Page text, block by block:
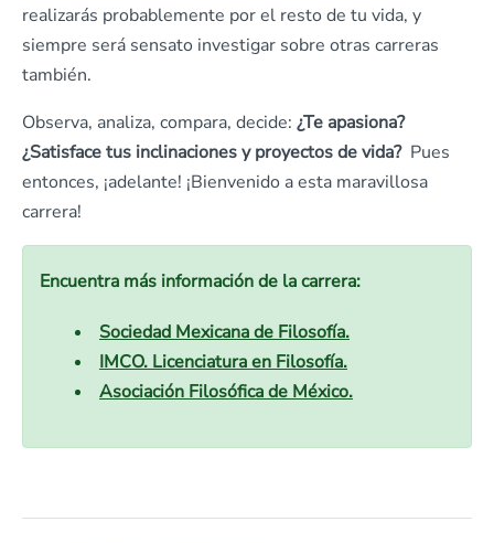
realizarás probablemente por el resto de tu vida, y
siempre será sensato investigar sobre otras carreras
también.
Observa, analiza, compara, decide: ¿Te apasiona?
¿Satisface tus inclinaciones y proyectos de vida?Pues
entonces, ¡adelante! ¡Bienvenido a esta maravillosa
carrera!
Encuentra más información de la carrera:
Sociedad Mexicana de Filosofía.
IMCO. Licenciatura en Filosofía.
Asociación Filosófica de México.